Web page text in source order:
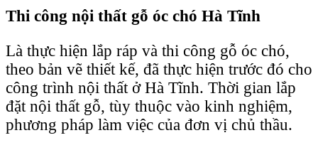
Thi công nội thất gỗ óc chó Hà Tĩnh
Là thực hiện lắp ráp và thi công gỗ óc chó,
theo bản vẽ thiết kế, đã thực hiện trước đó cho
công trình nội thất ở Hà Tĩnh. Thời gian lắp
đặt nội thất gỗ, tùy thuộc vào kinh nghiệm,
phương pháp làm việc của đơn vị chủ thầu.